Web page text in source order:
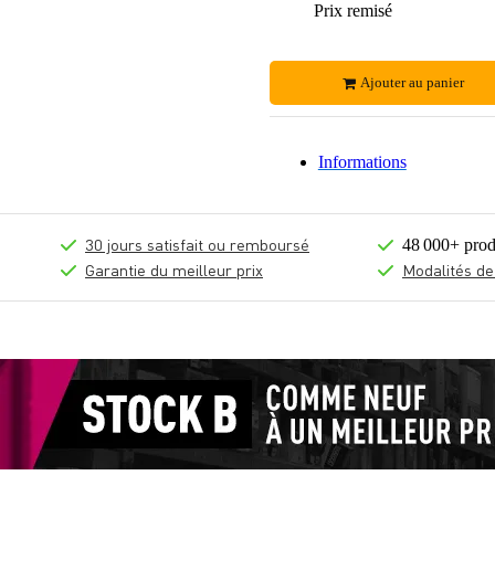
Prix remisé
Ajouter au panier
Informations
30 jours satisfait ou remboursé
Garantie du meilleur prix
48 000+
Modalités